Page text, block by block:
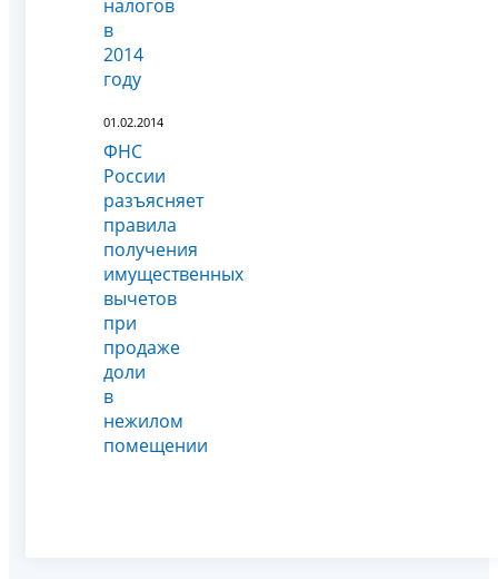
налогов
в
2014
году
01.02.2014
ФНС
России
разъясняет
правила
получения
имущественных
вычетов
при
продаже
доли
в
нежилом
помещении